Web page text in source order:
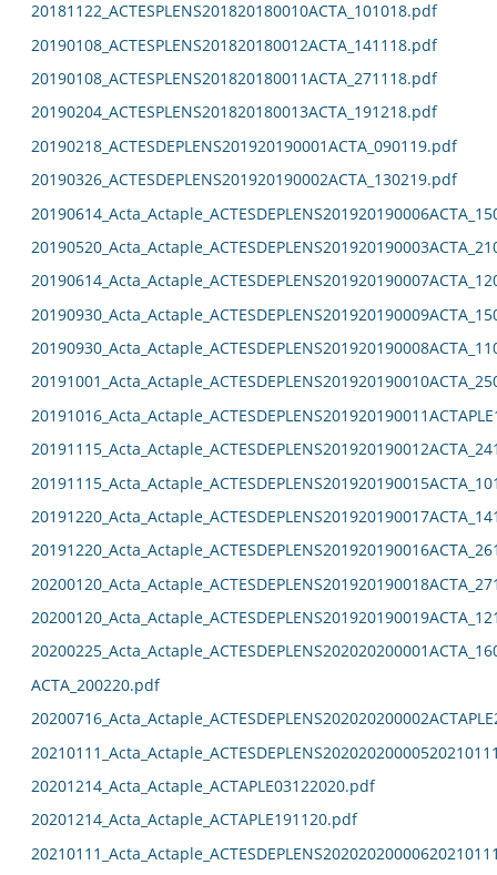
20181122_ACTESPLENS201820180010ACTA_101018.pdf
20190108_ACTESPLENS201820180012ACTA_141118.pdf
20190108_ACTESPLENS201820180011ACTA_271118.pdf
20190204_ACTESPLENS201820180013ACTA_191218.pdf
20190218_ACTESDEPLENS201920190001ACTA_090119.pdf
20190326_ACTESDEPLENS201920190002ACTA_130219.pdf
ACTA_200220.pdf
20201214_Acta_Actaple_ACTAPLE03122020.pdf
20201214_Acta_Actaple_ACTAPLE191120.pdf